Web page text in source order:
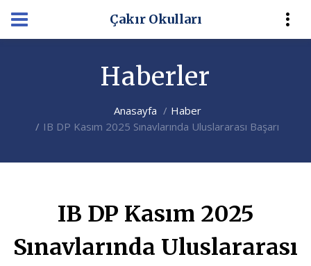
Çakır Okulları
Haberler
Anasayfa
Haber
IB DP Kasım 2025 Sınavlarında Uluslararası Başarı
IB DP Kasım 2025
Sınavlarında Uluslararası